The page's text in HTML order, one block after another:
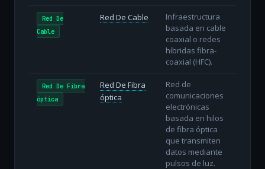
Red De
Cable
Red De Cable
Infraestructura
basada en cable
coaxial o redes
híbridas fibra-
coaxial (HFC).
Red De Fibra
óptica
Red De Fibra
óptica
Red de
comunicaciones
electrónicas
basada en hilos
de fibra óptica
que transmiten
datos mediante
pulsos de luz.